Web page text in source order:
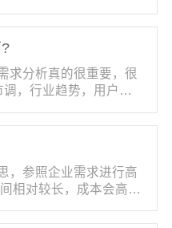
求分析真的很重要，很
，行业趋势，用户需
，参照企业需求进行高
相对较长，成本会高一